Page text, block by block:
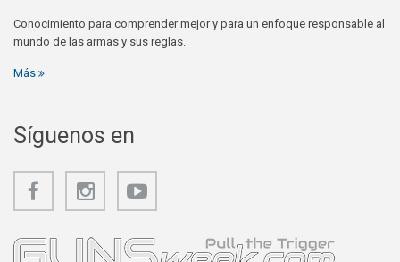
Conocimiento para comprender mejor y para un enfoque responsable al
mundo de las armas y sus reglas.
Más
Síguenos en